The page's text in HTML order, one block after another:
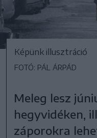
Képünk illusztráció
FOTÓ: PÁL ÁRPÁD
Meleg lesz
hegyvidéken,
záporokra